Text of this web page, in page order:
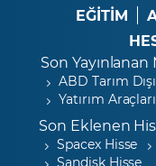
EĞİTİM
Son
ABD Tarım
Yatırım
Son Eklenen
Spacex Hisse
Sandisk Hisse